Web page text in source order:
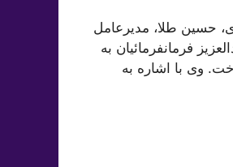
حسین طلا، مدیرعامل
فرمانفرمائیان به
وی با اشاره به